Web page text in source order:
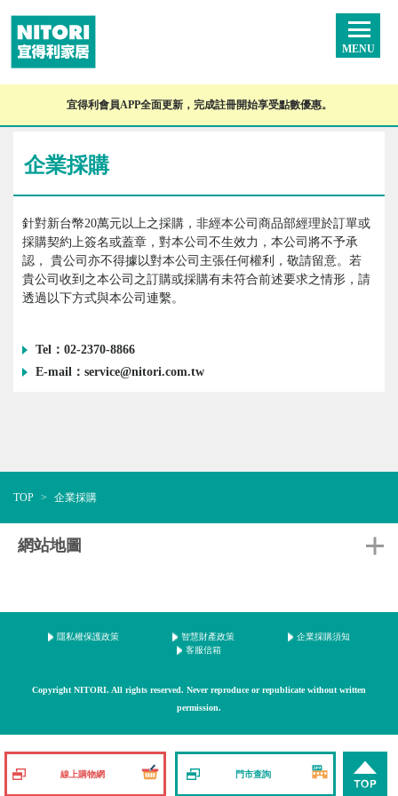
宜得利會員APP全面更新，完成註冊開始享受點數優惠。
MENU
企業採購
針對新台幣20萬元以上之採購，非經本公司商品部經理於訂單或
採購契約上簽名或蓋章，對本公司不生效力，本公司將不予承
認， 貴公司亦不得據以對本公司主張任何權利，敬請留意。若
貴公司收到之本公司之訂購或採購有未符合前述要求之情形，請
透過以下方式與本公司連繫。
Tel：02-2370-8866
E-mail： service@nitori.com.tw
TOP 企業採購
網站地圖
事業內容
法人事業 NITORI BUSINESS
線上購物網 門市查詢
隱私權保護政策 智慧財產政策
企業採購須知
客服信箱
Copyright NITORI. All rights reserved. Never reproduce or republicate without written
permission.